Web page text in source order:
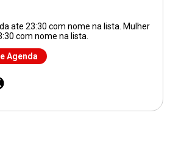
ate 23:30 com nome na lista. Mulher
com nome na lista.
Agenda